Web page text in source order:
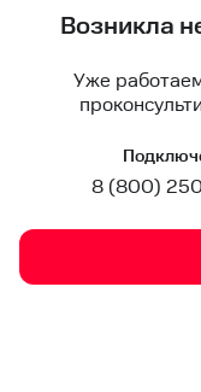
Возникла
Уже
8 (800)